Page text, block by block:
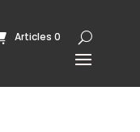
Articles 0